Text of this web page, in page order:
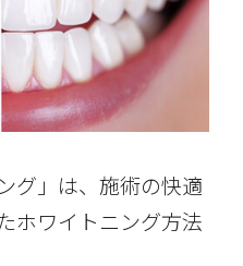
グ」は、施術の快適
ホワイトニング方法